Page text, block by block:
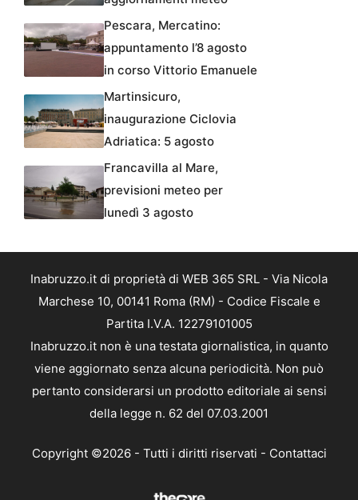
Pescara, Mercatino:
appuntamento l’8 agosto
in corso Vittorio Emanuele
Martinsicuro,
inaugurazione Ciclovia
Adriatica: 5 agosto
Francavilla al Mare,
previsioni meteo per
lunedì 3 agosto
Inabruzzo.it di proprietà di WEB 365 SRL - Via Nicola
Marchese 10, 00141 Roma (RM) - Codice Fiscale e
Partita I.V.A. 12279101005
Inabruzzo.it non è una testata giornalistica, in quanto
viene aggiornato senza alcuna periodicità. Non può
pertanto considerarsi un prodotto editoriale ai sensi
della legge n. 62 del 07.03.2001
Copyright ©2026 - Tutti i diritti riservati - Contattaci